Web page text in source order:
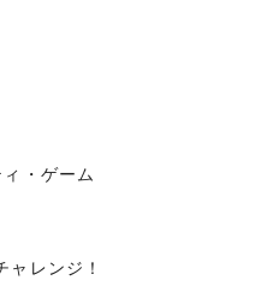
・ゲーム
レンジ！